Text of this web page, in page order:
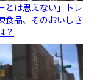
とは思えない」トレ
食品、そのおいしさ
？